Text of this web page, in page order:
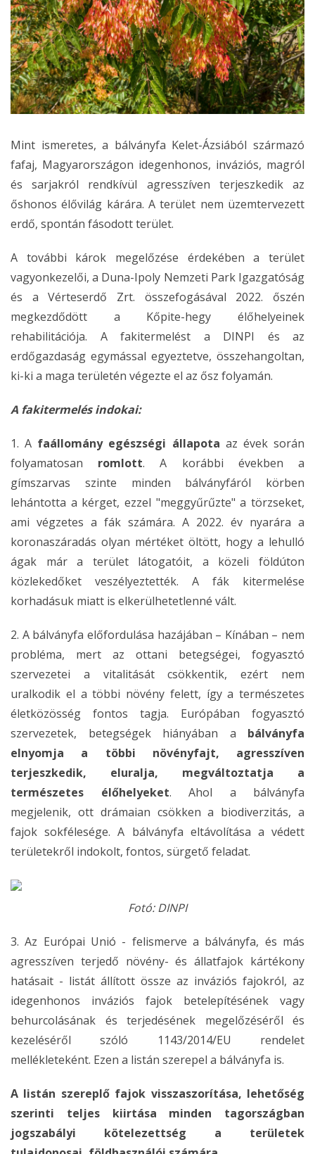
Mint ismeretes, a bálványfa Kelet-Ázsiából származó
fafaj, Magyarországon idegenhonos, inváziós, magról
és sarjakról rendkívül agresszíven terjeszkedik az
őshonos élővilág kárára. A terület nem üzemtervezett
erdő, spontán fásodott terület.
A további károk megelőzése érdekében a terület
vagyonkezelői, a Duna-Ipoly Nemzeti Park Igazgatóság
és a Vérteserdő Zrt. összefogásával 2022. őszén
megkezdődött a Kőpite-hegy élőhelyeinek
rehabilitációja. A fakitermelést a DINPI és az
erdőgazdaság egymással egyeztetve, összehangoltan,
ki-ki a maga területén végezte el az ősz folyamán.
A fakitermelés indokai:
1. A faállomány egészségi állapota az évek során
folyamatosan romlott. A korábbi években a
gímszarvas szinte minden bálványfáról körben
lehántotta a kérget, ezzel "meggyűrűzte" a törzseket,
ami végzetes a fák számára. A 2022. év nyarára a
koronaszáradás olyan mértéket öltött, hogy a lehulló
ágak már a terület látogatóit, a közeli földúton
közlekedőket veszélyeztették. A fák kitermelése
korhadásuk miatt is elkerülhetetlenné vált.
2. A bálványfa előfordulása hazájában – Kínában – nem
probléma, mert az ottani betegségei, fogyasztó
szervezetei a vitalitását csökkentik, ezért nem
uralkodik el a többi növény felett, így a természetes
életközösség fontos tagja. Európában fogyasztó
szervezetek, betegségek hiányában a bálványfa
elnyomja a többi növényfajt, agresszíven
terjeszkedik, eluralja, megváltoztatja a
természetes élőhelyeket. Ahol a bálványfa
megjelenik, ott drámaian csökken a biodiverzitás, a
fajok sokfélesége. A bálványfa eltávolítása a védett
területekről indokolt, fontos, sürgető feladat.
Fotó: DINPI
3. Az Európai Unió - felismerve a bálványfa, és más
agresszíven terjedő növény- és állatfajok kártékony
hatásait - listát állított össze az inváziós fajokról, az
idegenhonos inváziós fajok betelepítésének vagy
behurcolásának és terjedésének megelőzéséről és
kezeléséről szóló 1143/2014/EU rendelet
mellékleteként. Ezen a listán szerepel a bálványfa is.
A listán szereplő fajok visszaszorítása, lehetőség
szerinti teljes kiirtása minden tagországban
jogszabályi kötelezettség a területek